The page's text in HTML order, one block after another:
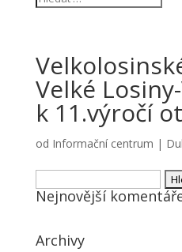
Velké
k 11.výročí
od Informační centrum |
Vyhledávání
Nejnovější
Archivy